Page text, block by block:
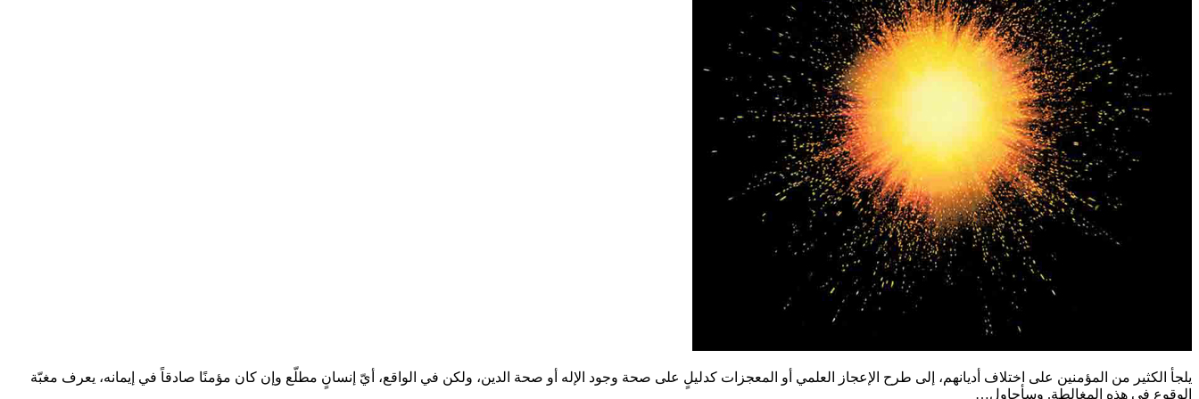
يلجأ الكثير من المؤمنين على اختلاف أديانهم، إلى طرح الإعجاز العلمي أو المعجزات كدليلٍ على صحة وجود الإله أو صحة الدين، ولكن في الواقع، أيّ إنسانٍ مطلّع وإن كان مؤمنًا صادقاً في إيمانه، يعرف مغبّة
الوقوع في هذه المغالطة. وسأحاول…